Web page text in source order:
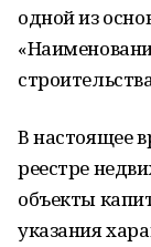
одной из
В настоящее
реестре
объекты
указания